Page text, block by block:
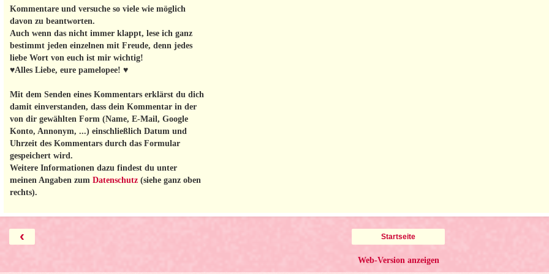
Kommentare und versuche so viele wie möglich
davon zu beantworten.
Auch wenn das nicht immer klappt, lese ich ganz
bestimmt jeden einzelnen mit Freude, denn jedes
liebe Wort von euch ist mir wichtig!
♥Alles Liebe, eure pamelopee! ♥
Mit dem Senden eines Kommentars erklärst du dich
damit einverstanden, dass dein Kommentar in der
von dir gewählten Form (Name, E-Mail, Google
Konto, Annonym, ...) einschließlich Datum und
Uhrzeit des Kommentars durch das Formular
gespeichert wird.
Weitere Informationen dazu findest du unter
meinen Angaben zum Datenschutz (siehe ganz oben
rechts).
‹ Startseite
Web-Version anzeigen